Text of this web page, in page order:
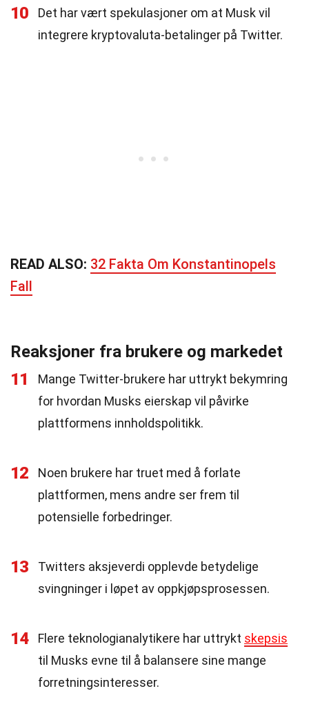
10
Det har vært spekulasjoner om at Musk vil
integrere kryptovaluta-betalinger på Twitter.
READ ALSO: 32 Fakta Om Konstantinopels
Fall
Reaksjoner fra brukere og markedet
11
Mange Twitter-brukere har uttrykt bekymring
for hvordan Musks eierskap vil påvirke
plattformens innholdspolitikk.
12
Noen brukere har truet med å forlate
plattformen, mens andre ser frem til
potensielle forbedringer.
13
Twitters aksjeverdi opplevde betydelige
svingninger i løpet av oppkjøpsprosessen.
14 Flere teknologianalytikere har uttrykt skepsis
til Musks evne til å balansere sine mange
forretningsinteresser.